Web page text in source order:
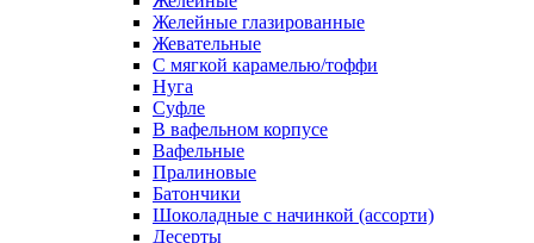
Желейные глазированные
Жевательные
С мягкой карамелью/тоффи
Нуга
Суфле
В вафельном корпусе
Вафельные
Пралиновые
Батончики
Шоколадные с начинкой (ассорти)
Десерты